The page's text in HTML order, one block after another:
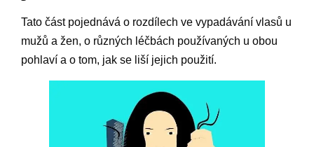
Tato část pojednává o rozdílech ve vypadávání vlasů u
mužů a žen, o různých léčbách používaných u obou
pohlaví a o tom, jak se liší jejich použití.